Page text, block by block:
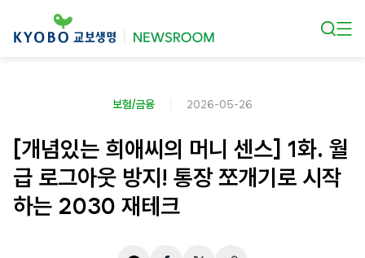
보험/금융 2026-05-26
[개념있는 희애씨의 머니 센스] 1화. 월
급 로그아웃 방지! 통장 쪼개기로 시작
하는 2030 재테크